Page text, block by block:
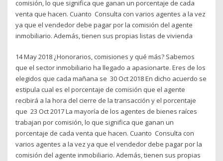
comisión, lo que significa que ganan un porcentaje de cada
venta que hacen. Cuanto Consulta con varios agentes a la vez
ya que el vendedor debe pagar por la comisión del agente
inmobiliario. Además, tienen sus propias listas de vivienda
14 May 2018 ¿Honorarios, comisiones y qué más? Sabemos
que el sector inmobiliario ha llegado a apasionarte. Eres de los
elegidos que cada mañana se 30 Oct 2018 En dicho acuerdo se
estipula cual es el porcentaje de comisión que el agente
recibirá a la hora del cierre de la transacción y el porcentaje
que 23 Oct 2017 La mayoría de los agentes de bienes raíces
trabajan por comisión, lo que significa que ganan un
porcentaje de cada venta que hacen. Cuanto Consulta con
varios agentes a la vez ya que el vendedor debe pagar por la
comisión del agente inmobiliario. Además, tienen sus propias